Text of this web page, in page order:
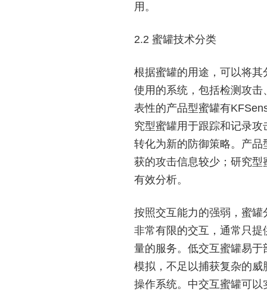
用。
2.2 蜜罐技术分类
根据蜜罐的用途，可以将
使用的系统，包括检测攻
表性的产品型蜜罐有
究型蜜罐用于跟踪和记录
转化为新的防御策略。产
获的攻击信息较少；研究
有效分析。
按照交互能力的强弱，蜜
非常有限的交互，通常只
量的服务。低交互蜜罐易
模拟，不足以捕获复杂的
操作系统。中交互蜜罐可